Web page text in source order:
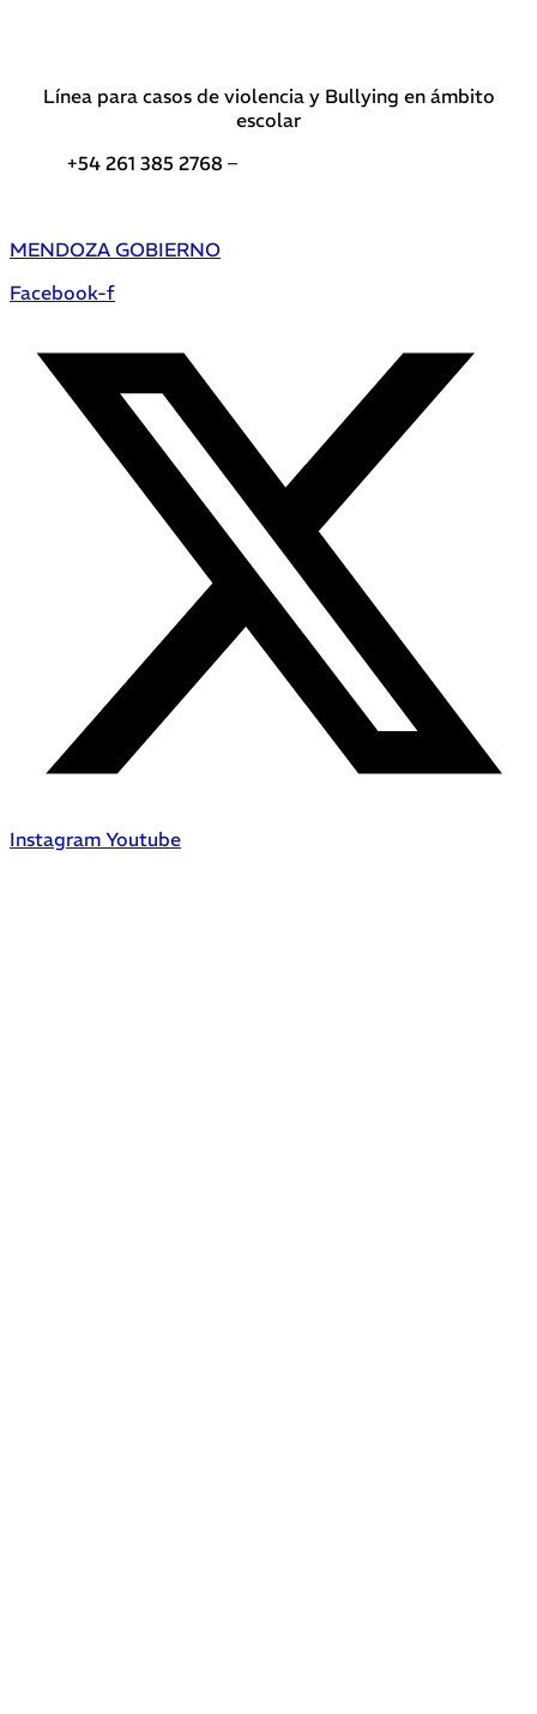
Línea para casos de violencia y Bullying en ámbito
escolar
+54 261 385 2768 –
MENDOZA GOBIERNO
Facebook-f
Instagram Youtube